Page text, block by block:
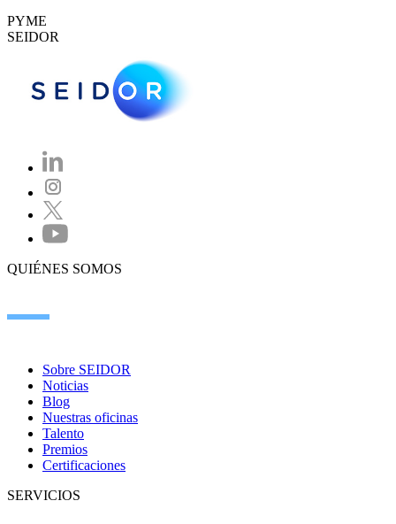
PYME
SEIDOR
QUIÉNES SOMOS
Sobre SEIDOR
Noticias
Blog
Nuestras oficinas
Talento
Premios
Certificaciones
SERVICIOS